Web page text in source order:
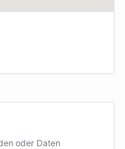
oder Daten